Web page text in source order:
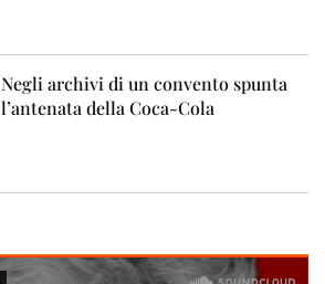
Negli archivi di un convento spunta
l’antenata della Coca-Cola